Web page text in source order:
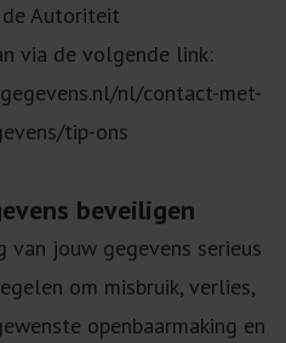
Autoriteit
via de volgende link:
nl/contact-met-
tip-ons
beveiligen
van jouw gegevens serieus
om misbruik, verlies,
openbaarmaking en